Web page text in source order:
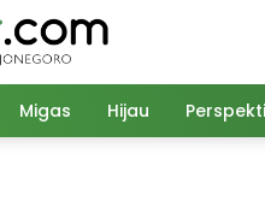
Migas Hijau